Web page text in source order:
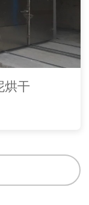
烘干